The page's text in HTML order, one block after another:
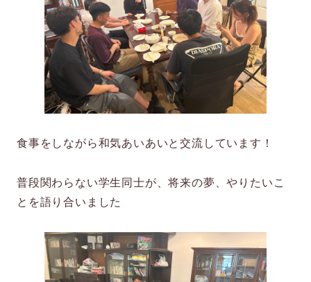
食事をしながら和気あいあいと交流しています！
普段関わらない学生同士が、将来の夢、やりたいこ
とを語り合いました